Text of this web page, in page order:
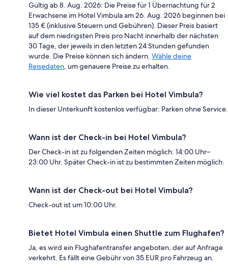
Gültig ab 8. Aug. 2026: Die Preise für 1 Übernachtung für 2
Erwachsene im Hotel Vimbula am 26. Aug. 2026 beginnen bei
135 € (inklusive Steuern und Gebühren). Dieser Preis basiert
auf dem niedrigsten Preis pro Nacht innerhalb der nächsten
30 Tage, der jeweils in den letzten 24 Stunden gefunden
wurde. Die Preise können sich ändern. Wähle deine
Reisedaten, um genauere Preise zu erhalten.
Wie viel kostet das Parken bei Hotel Vimbula?
In dieser Unterkunft kostenlos verfügbar: Parken ohne Service.
Wann ist der Check-in bei Hotel Vimbula?
Der Check-in ist zu folgenden Zeiten möglich: 14:00 Uhr–
23:00 Uhr. Später Check-in ist zu bestimmten Zeiten möglich.
Wann ist der Check-out bei Hotel Vimbula?
Check-out ist um 10:00 Uhr.
Bietet Hotel Vimbula einen Shuttle zum Flughafen?
Ja, es wird ein Flughafentransfer angeboten, der auf Anfrage
verkehrt. Es fällt eine Gebühr von 35 EUR pro Fahrzeug an.